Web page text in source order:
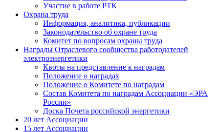
Участие в работе РТК
Охрана труда
Информация, аналитика, публикации
Законодательство об охране труда
Комитет по вопросам охраны труда
Награды Отраслевого сообщества работодателей
электроэнергетики
Квоты на представление к наградам
Положение о наградах
Положение о Комитете по наградам
Состав Комитета по наградам Ассоциации «ЭРА
России»
Доска Почета российской энергетики
20 лет Ассоциации
15 лет Ассоциации